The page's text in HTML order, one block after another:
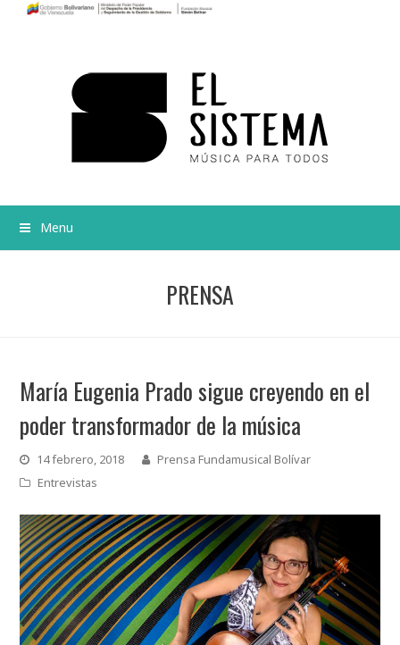
Menu
PRENSA
María Eugenia Prado sigue creyendo en el
poder transformador de la música
14 febrero, 2018
Prensa Fundamusical Bolívar
Entrevistas